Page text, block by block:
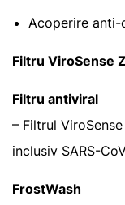
Acoperire anti-
Filtru ViroSense
Filtru antiviral
– Filtrul
inclusiv SARS-
FrostWash